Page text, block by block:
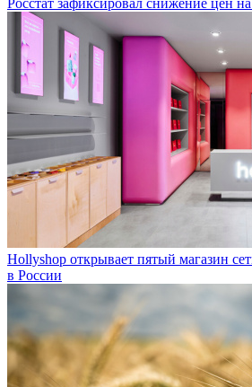
Росстат зафиксировал снижение цен
Hollyshop открывает пятый магазин
в России